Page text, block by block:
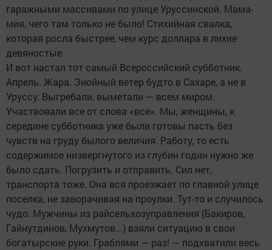
гаражными массивами по улице Уруссинской. Мама-
мия, чего там только не было! Стихийная свалка,
которая росла быстрее, чем курс доллара в лихие
девяностые.
И вот настал тот самый Всероссийский субботник.
Апрель. Жара. Знойный ветер будто в Сахаре, а не в
Уруссу. Выгребали, выметали — всем миром.
Участвовали все от слова «все». Мы, женщины, к
середине субботника уже были готовы пасть без
чувств на груду былого величия. Работу, то есть
содержимое низвергнутого из глубин годин нужно же
было сдать. Погрузить и отправить. Сил нет,
транспорта тоже. Она вся проезжает по главной улице
поселка, не заворачивая на проулки. Тут-то и случилось
чудо. Мужчины из райсельхозуправления (Бакиров,
Гайнутдинов, Мухмутов...) взяли ситуацию в свои
богатырские руки. Граблями — раз! — подхватили весь